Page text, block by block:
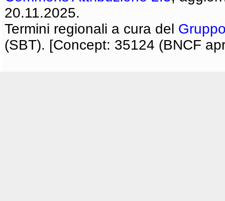
20.11.2025.
Termini regionali a cura del
(SBT). [Concept: 35124 (BNCF